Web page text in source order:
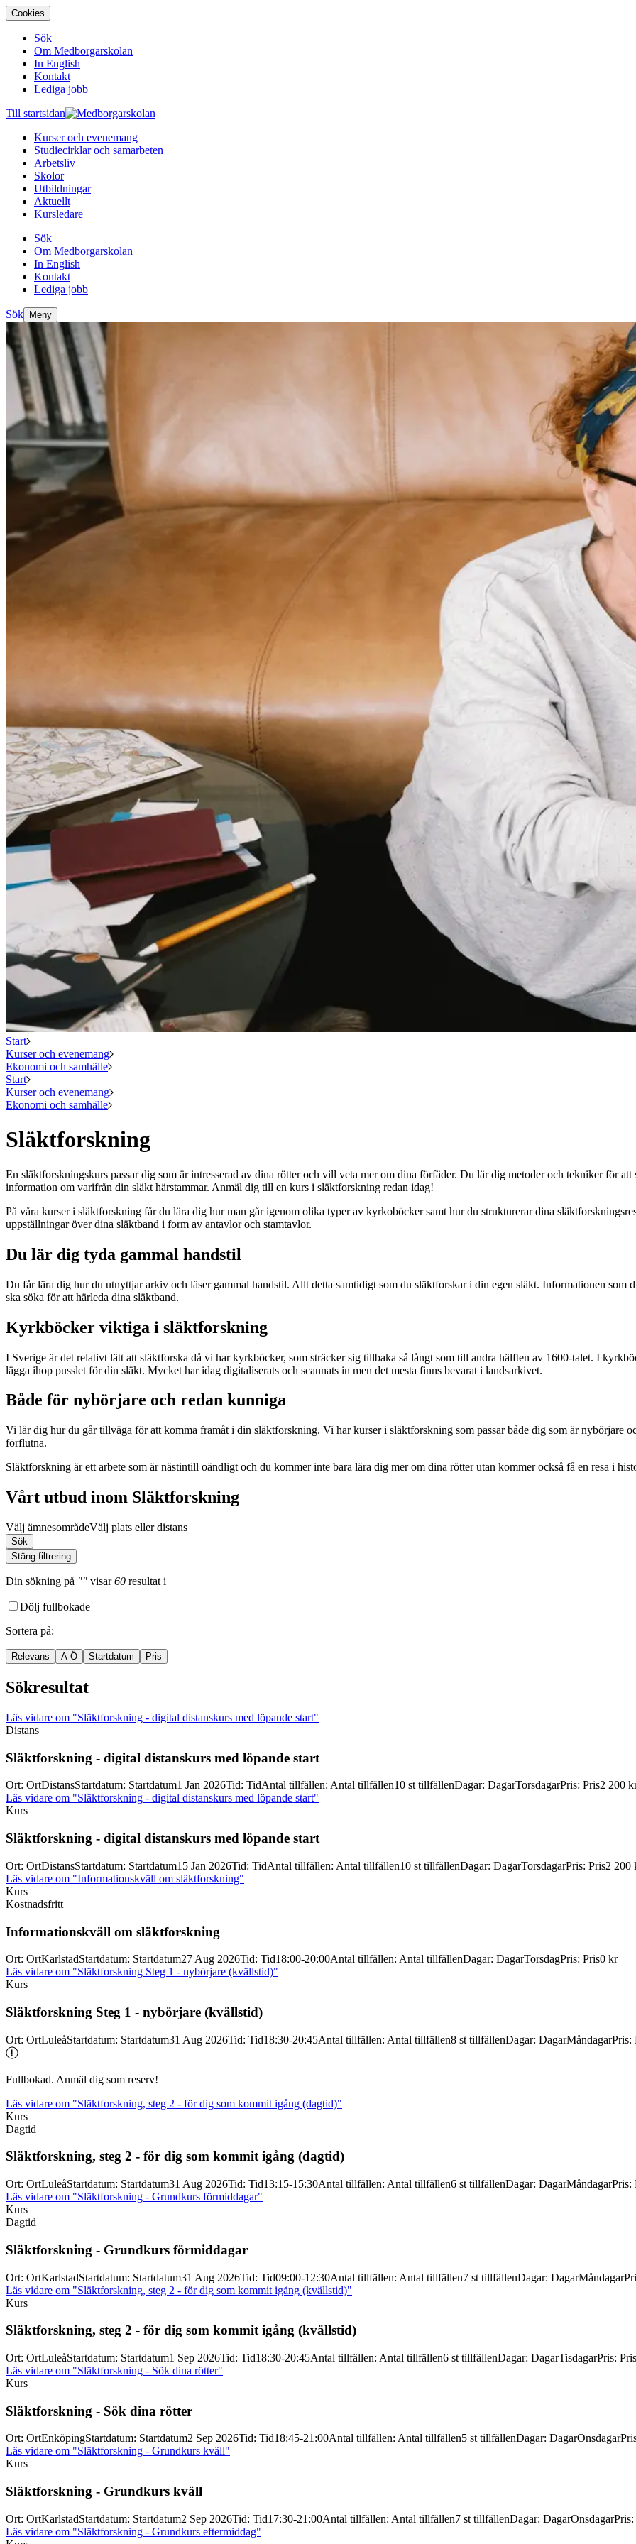
Cookies
Sök
Om Medborgarskolan
In English
Kontakt
Lediga jobb
Till startsidan
Kurser och evenemang
Studiecirklar och samarbeten
Arbetsliv
Skolor
Utbildningar
Aktuellt
Kursledare
Sök
Om Medborgarskolan
In English
Kontakt
Lediga jobb
Sök Meny
Start
Kurser och evenemang
Ekonomi och samhälle
Start
Kurser och evenemang
Ekonomi och samhälle
Släktforskning
En släktforskningskurs passar dig som är intresserad av dina rötter och vill veta mer om dina förfäder. Du lär dig metoder och tekniker för
information om varifrån din släkt härstammar. Anmäl dig till en kurs i släktforskning redan idag!
På våra kurser i släktforskning får du lära dig hur man går igenom olika typer av kyrkoböcker samt hur du strukturerar dina
uppställningar över dina släktband i form av antavlor och stamtavlor.
Du lär dig tyda gammal handstil
Du får lära dig hur du utnyttjar arkiv och läser gammal handstil. Allt detta samtidigt som du släktforskar i din egen släkt. Informationen som
ska söka för att härleda dina släktband.
Kyrkböcker viktiga i släktforskning
I Sverige är det relativt lätt att släktforska då vi har kyrkböcker, som sträcker sig tillbaka så långt som till andra hälften av 1600-talet. I
lägga ihop pusslet för din släkt. Mycket har idag digitaliserats och scannats in men det mesta finns bevarat i landsarkivet.
Både för nybörjare och redan kunniga
Vi lär dig hur du går tillväga för att komma framåt i din släktforskning. Vi har kurser i släktforskning som passar både dig som är nybörjare
förflutna.
Släktforskning är ett arbete som är nästintill oändligt och du kommer inte bara lära dig mer om dina rötter utan kommer också få en resa i
Vårt utbud inom Släktforskning
Välj ämnesområdeVälj plats eller distans
Sök
Stäng filtrering
Din sökning på "" visar60 resultat i
Dölj fullbokade
Sortera på:
Relevans A-Ö Startdatum Pris
Sökresultat
Läs vidare om "Släktforskning - digital distanskurs med löpande start"
Distans
Släktforskning - digital distanskurs med löpande start
Ort: OrtDistansStartdatum: Startdatum1 Jan 2026Tid: TidAntal tillfällen: Antal tillfällen10 st tillfällenDagar: DagarTorsdagarPris: Pris2 200
Läs vidare om "Släktforskning - digital distanskurs med löpande start"
Kurs
Släktforskning - digital distanskurs med löpande start
Ort: OrtDistansStartdatum: Startdatum15 Jan 2026Tid: TidAntal tillfällen: Antal tillfällen10 st tillfällenDagar: DagarTorsdagarPris: Pris2 200
Läs vidare om "Informationskväll om släktforskning"
Kurs
Kostnadsfritt
Informationskväll om släktforskning
Ort: OrtKarlstadStartdatum: Startdatum27 Aug 2026Tid: Tid18:00-20:00Antal tillfällen: Antal tillfällenDagar: DagarTorsdagPris: Pris0 kr
Läs vidare om "Släktforskning Steg 1 - nybörjare (kvällstid)"
Kurs
Släktforskning Steg 1 - nybörjare (kvällstid)
Ort: OrtLuleåStartdatum: Startdatum31 Aug 2026Tid: Tid18:30-20:45Antal tillfällen: Antal tillfällen8 st tillfällenDagar: DagarMåndagarPris:
Fullbokad. Anmäl dig som reserv!
Läs vidare om "Släktforskning, steg 2 - för dig som kommit igång (dagtid)"
Kurs
Dagtid
Släktforskning, steg 2 - för dig som kommit igång (dagtid)
Ort: OrtLuleåStartdatum: Startdatum31 Aug 2026Tid: Tid13:15-15:30Antal tillfällen: Antal tillfällen6 st tillfällenDagar: DagarMåndagarPris:
Läs vidare om "Släktforskning - Grundkurs förmiddagar"
Kurs
Dagtid
Släktforskning - Grundkurs förmiddagar
Ort: OrtKarlstadStartdatum: Startdatum31 Aug 2026Tid: Tid09:00-12:30Antal tillfällen: Antal tillfällen7 st tillfällenDagar: DagarMåndagar
Läs vidare om "Släktforskning, steg 2 - för dig som kommit igång (kvällstid)"
Kurs
Släktforskning, steg 2 - för dig som kommit igång (kvällstid)
Ort: OrtLuleåStartdatum: Startdatum1 Sep 2026Tid: Tid18:30-20:45Antal tillfällen: Antal tillfällen6 st tillfällenDagar: DagarTisdagarPris: Pris
Läs vidare om "Släktforskning - Sök dina rötter"
Kurs
Släktforskning - Sök dina rötter
Ort: OrtEnköpingStartdatum: Startdatum2 Sep 2026Tid: Tid18:45-21:00Antal tillfällen: Antal tillfällen5 st tillfällenDagar: DagarOnsdagar
Läs vidare om "Släktforskning - Grundkurs kväll"
Kurs
Släktforskning - Grundkurs kväll
Ort: OrtKarlstadStartdatum: Startdatum2 Sep 2026Tid: Tid17:30-21:00Antal tillfällen: Antal tillfällen7 st tillfällenDagar: DagarOnsdagarPris:
Läs vidare om "Släktforskning - Grundkurs eftermiddag"